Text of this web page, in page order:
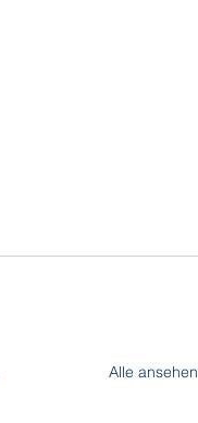
Alle ansehen